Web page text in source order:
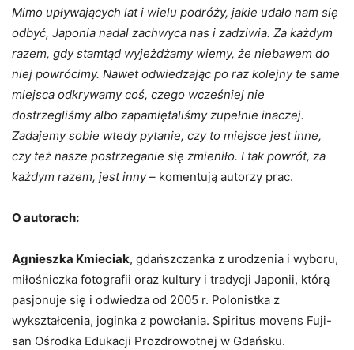
Mimo upływających lat i wielu podróży, jakie udało nam się
odbyć, Japonia nadal zachwyca nas i zadziwia. Za każdym
razem, gdy stamtąd wyjeżdżamy wiemy, że niebawem do
niej powrócimy. Nawet odwiedzając po raz kolejny te same
miejsca odkrywamy coś, czego wcześniej nie
dostrzegliśmy albo zapamiętaliśmy zupełnie inaczej.
Zadajemy sobie wtedy pytanie, czy to miejsce jest inne,
czy też nasze postrzeganie się zmieniło. I tak powrót, za
każdym razem, jest inny– komentują autorzy prac.
O autorach:
Agnieszka Kmieciak, gdańszczanka z urodzenia i wyboru,
miłośniczka fotografii oraz kultury i tradycji Japonii, którą
pasjonuje się i odwiedza od 2005 r. Polonistka z
wykształcenia, joginka z powołania. Spiritus movens Fuji-
san Ośrodka Edukacji Prozdrowotnej w Gdańsku.